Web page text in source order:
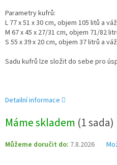
Máme skladem (1 sada)
Můžeme doručit do: 7.8.2026
Parametry kufrů:
L 77 x 51 x 30cm, objem 105 litů a
M 67 x 45 x 27/31 cm, objem 71/82
S 55 x 39 x 20 cm, objem 37 litrů a
Sadu kufrů lze složit do sebe pro
Detailní informace